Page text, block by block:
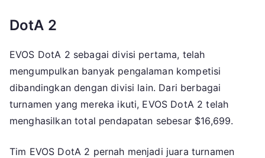
DotA 2
EVOS DotA 2 sebagai divisi pertama, telah
mengumpulkan banyak pengalaman kompetisi
dibandingkan dengan divisi lain. Dari berbagai
turnamen yang mereka ikuti, EVOS DotA 2 telah
menghasilkan total pendapatan sebesar $16,699.
Tim EVOS DotA 2 pernah menjadi juara turnamen